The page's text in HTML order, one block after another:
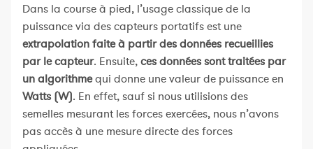
Dans la course à pied, l’usage classique de la
puissance via des capteurs portatifs est une
extrapolation faite à partir des données recueillies
par le capteur. Ensuite,ces données sont traitées par
un algorithmequi donne une valeur de puissance en
Watts (W). En effet, sauf si nous utilisions des
semelles mesurant les forces exercées, nous n’avons
pas accès à une mesure directe des forces